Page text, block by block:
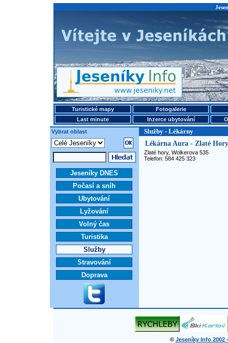
Turistické mapy
Fotogalerie
Last minute
Inzerce ubytování
Vybrat oblast
Služby - Lékárny
Jeseníky DNES
Počasí a sníh
Ubytování
Lyžování
Volný čas
Turistika
Služby
Stravování
Doprava
Lékárna Aura - Zlaté Hory
Zlaté hory, Wolkerova 535
Telefon: 584 425 323
© Jeseníky Info 2002